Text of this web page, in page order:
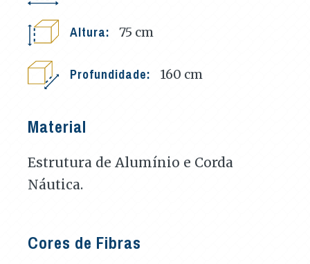
Altura: 75 cm
Profundidade: 160 cm
Material
Estrutura de Alumínio e Corda
Náutica.
Cores de Fibras